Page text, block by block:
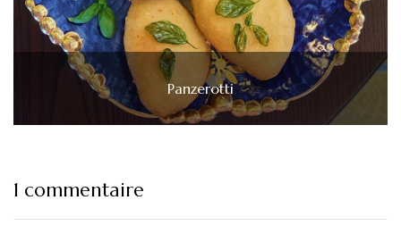
Panzerotti
1 commentaire